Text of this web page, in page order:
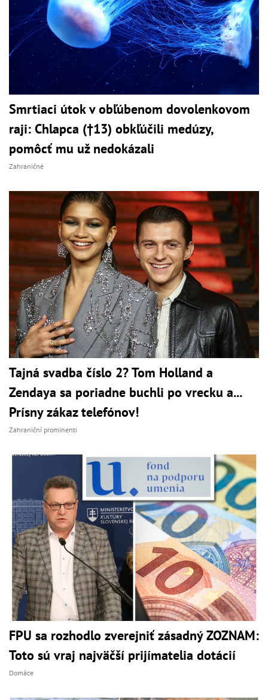
Smrtiaci útok v obľúbenom dovolenkovom
raji: Chlapca (†13) obkľúčili medúzy,
pomôcť mu už nedokázali
Zahraničné
Tajná svadba číslo 2? Tom Holland a
Zendaya sa poriadne buchli po vrecku a...
Prísny zákaz telefónov!
Zahraniční prominenti
FPU sa rozhodlo zverejniť zásadný ZOZNAM:
Toto sú vraj najväčší prijímatelia dotácií
Domáce